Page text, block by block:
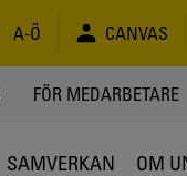
A-Ö CANVAS
FÖR MEDARBETARE
SAMVERKAN OM